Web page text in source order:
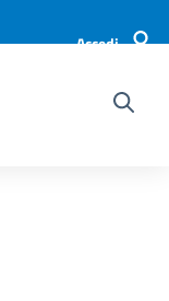
Accedi